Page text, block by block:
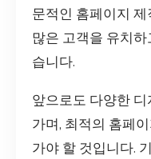
문적인 홈페이지
많은 고객을 유치
습니다.
앞으로도 다양한
가며, 최적의 홈페
가야 할 것입니다.